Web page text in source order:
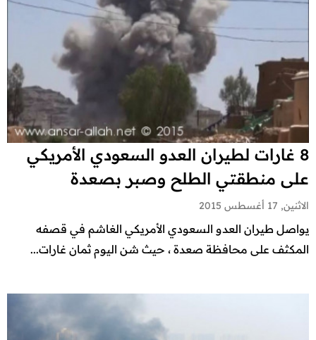
8 غارات لطيران العدو السعودي الأمريكي
على منطقتي الطلح وصبر بصعدة
الاثنين, 17 أغسطس 2015
يواصل طيران العدو السعودي الأمريكي الغاشم في قصفه
المكثف على محافظة صعدة ، حيث شن اليوم ثمان غارات...